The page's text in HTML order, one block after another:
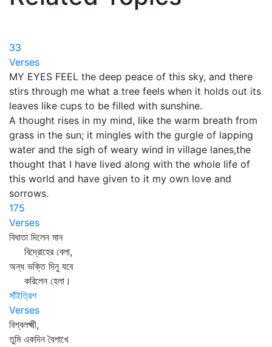
33
Verses
MY EYES FEEL the deep peace of this sky, and there
stirs through me what a tree feels when it holds out its
leaves like cups to be filled with sunshine.
A thought rises in my mind, like the warm breath from
grass in the sun; it mingles with the gurgle of lapping
water and the sigh of weary wind in village lanes,the
thought that I have lived along with the whole life of
this world and have given to it my own love and
sorrows.
175
Verses
বিধাতা দিলেন মান
বিদ্রোহের বেলা,
অন্ধ ভক্তি দিনু যবে
করিলেন হেলা।
সাঁইত্রিশ
Verses
বিশ্বলক্ষ্মী,
তুমি একদিন বৈশাখে